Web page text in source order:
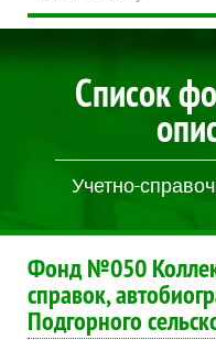
сайту
Список
Учетно-
Фонд №050
справок,
Подгорного